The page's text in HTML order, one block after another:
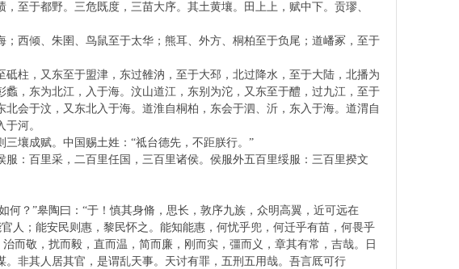
至于都野。三危既度，三苗大序。其土黄壤。田上上，赋中下。贡璆、
西倾、朱圉、鸟鼠至于太华；熊耳、外方、桐柏至于负尾；道嶓冢，至于
柱，又东至于盟津，东过雒汭，至于大邳，北过降水，至于大陆，北播为
，东为北江，入于海。汶山道江，东别为沱，又东至于醴，过九江，至于
会于汶，又东北入于海。道淮自桐柏，东会于泗、沂，东入于海。道渭自
河。
壤成赋。中国赐土姓：“祗台德先，不距朕行。”
：百里采，二百里任国，三百里诸侯。侯服外五百里绥服：三百里揆文
？”皋陶曰：“于！慎其身脩，思长，敦序九族，众明高翼，近可远在
人；能安民则惠，黎民怀之。能知能惠，何忧乎兜，何迁乎有苗，何畏乎
而敬，扰而毅，直而温，简而廉，刚而实，彊而义，章其有常，吉哉。日
非其人居其官，是谓乱天事。天讨有罪，五刑五用哉。吾言厎可行